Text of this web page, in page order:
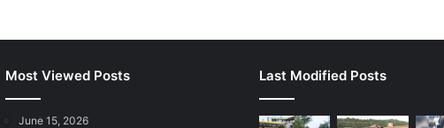
Most Viewed Posts
June 15, 2026
Last Modified Posts